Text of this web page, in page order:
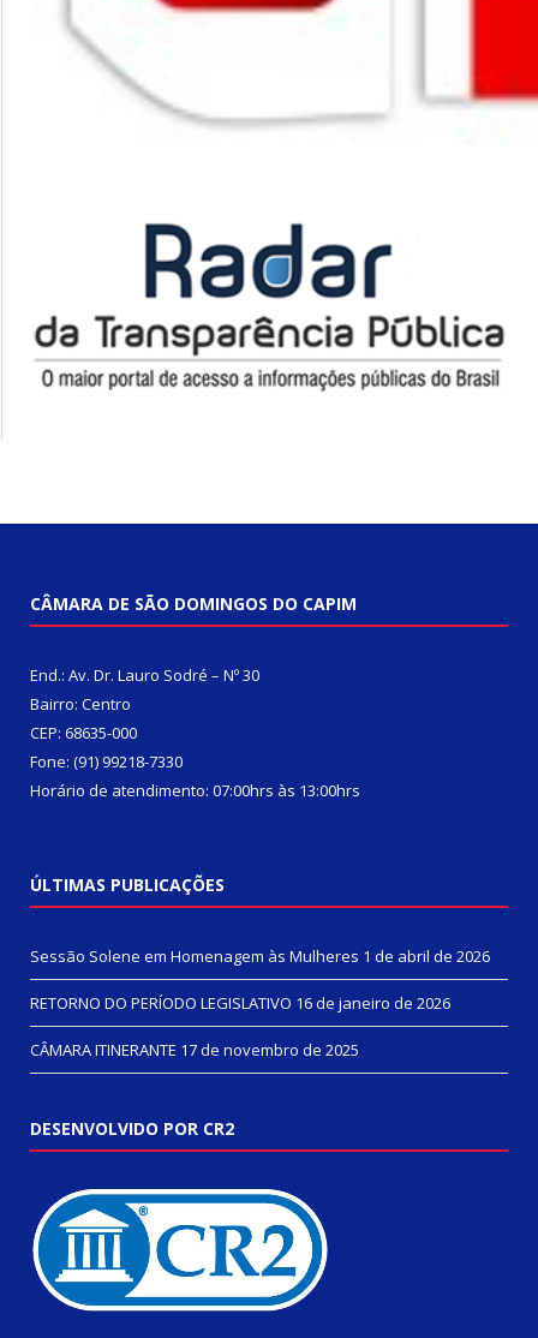
CÂMARA DE SÃO DOMINGOS DO CAPIM
End.: Av. Dr. Lauro Sodré – Nº 30
Bairro: Centro
CEP: 68635-000
Fone: (91) 99218-7330
Horário de atendimento: 07:00hrs às 13:00hrs
ÚLTIMAS PUBLICAÇÕES
Sessão Solene em Homenagem às Mulheres 1 de abril de 2026
RETORNO DO PERÍODO LEGISLATIVO 16 de janeiro de 2026
CÂMARA ITINERANTE 17 de novembro de 2025
DESENVOLVIDO POR CR2